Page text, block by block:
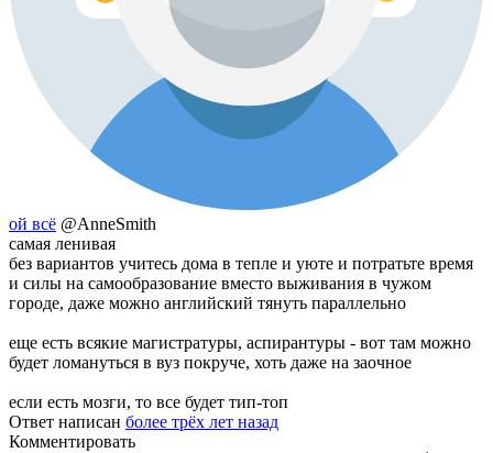
ой всё @AnneSmith
самая ленивая
без вариантов учитесь дома в тепле и уюте и потратьте время
и силы на самообразование вместо выживания в чужом
городе, даже можно английский тянуть параллельно
еще есть всякие магистратуры, аспирантуры - вот там можно
будет ломануться в вуз покруче, хоть даже на заочное
если есть мозги, то все будет тип-топ
Ответ написан более трёх лет назад
Комментировать